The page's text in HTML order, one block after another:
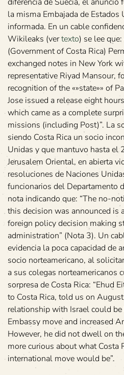
la misma Embajada de
informada. En un cable
Wikileaks (vertexto) se lee
(Government of Costa Rica)
exchanged notes in New York
representative Riyad Mansour,
recognition of the «»state»» of
Jose issued a release eight
which came as a complete
missions (including Post)”. La
siendo Costa Rica un socio
Unidas y que mantuvo hasta el
Jerusalem Oriental, en abierta
resoluciones de Naciones
funcionarios del Departamento
nota indicando que: “The no-
this decision was announced is
foreign policy decision making
administration” (Nota 3). Un
evidencia la poca capacidad de
socio norteamericano, al
a sus colegas norteamericanos
sorpresa de Costa Rica: “Ehud
to Costa Rica, told us on
relationship with Israel could
Embassy move and increased
However, he did not dwell on
more curious about what Costa
international move would be”.